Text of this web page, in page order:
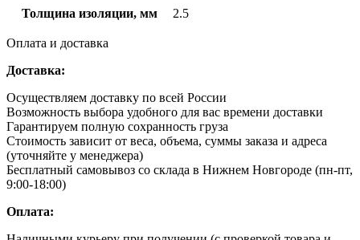
Толщина изоляции, мм 2.5
Оплата и доставка
Доставка:
Осуществляем доставку по всей России
Возможность выбора удобного для вас времени доставки
Гарантируем полную сохранность груза
Стоимость зависит от веса, объема, суммы заказа и адреса
(уточняйте у менеджера)
Бесплатный самовывоз со склада в Нижнем Новгороде (пн-пт,
9:00-18:00)
Оплата: